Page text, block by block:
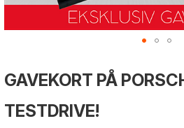
slutten
bildegalleri
Gå
til
Gå
til
GAVEKORT PÅ
TESTDRIVE!